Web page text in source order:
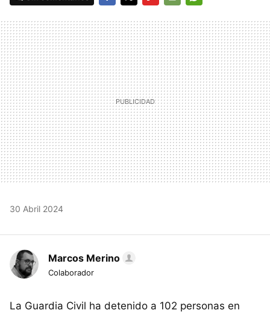
MAIL
30 Abril 2024
Marcos Merino
Colaborador
La Guardia Civil ha detenido a 102 personas en